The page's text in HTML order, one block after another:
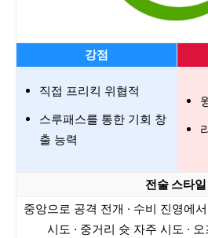
강점
직접 프리킥 위협적
스루패스를 통한 기회 창
출 능력
전술 스타일
중앙으로 공격 전개 · 수비 진영에
시도 · 중거리 슛 자주 시도 ·